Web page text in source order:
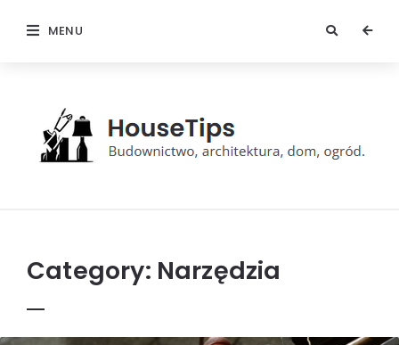
MENU
Category: Narzędzia